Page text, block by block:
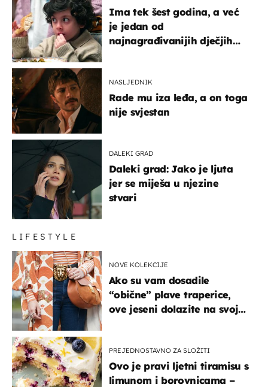
Ima tek šest godina, a već
je jedan od
najnagrađivanijih dječjih
NASLJEDNIK
Rade mu iza leđa, a on toga
nije svjestan
DALEKI GRAD
Daleki grad: Jako je ljuta
jer se miješa u njezine
stvari
LIFESTYLE
NOVE KOLEKCIJE
Ako su vam dosadile
“obične” plave traperice,
ove jeseni dolazite na svoje
PREJEDNOSTAVNO ZA SLOŽITI
Ovo je pravi ljetni tiramisu s
limunom i borovnicama –